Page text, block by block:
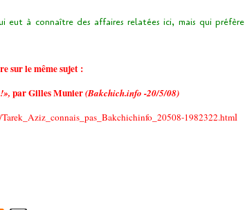
eut à connaître des affaires relatées ici, mais qui préfère
sur le même sujet :
par Gilles Munier(Bakchich.info -20/5/08)
1982322.html